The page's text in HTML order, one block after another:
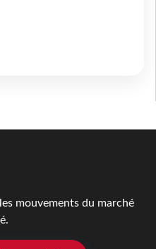
mouvements du marché